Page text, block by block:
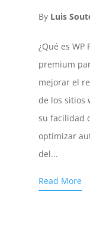
By Luis
¿Qué es WP
premium
mejorar el
de los sitios
su facilidad
optimizar
del...
Read More